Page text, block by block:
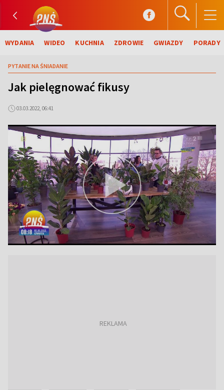
WYDANIA WIDEO KUCHNIA ZDROWIE GWIAZDY PORADY
PYTANIE NA ŚNIADANIE
Jak pielęgnować fikusy
03.03.2022, 06:41